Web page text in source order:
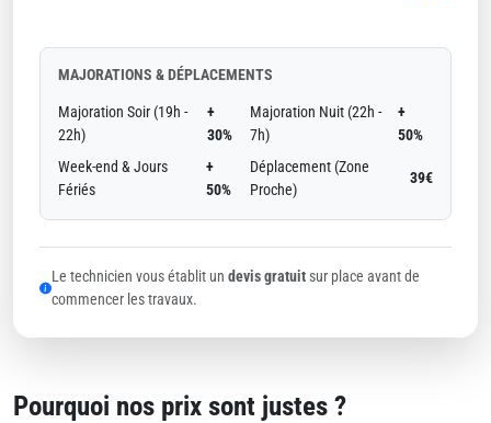
MAJORATIONS & DÉPLACEMENTS
Majoration Soir (19h -
22h)
+
30%
Majoration Nuit (22h -
7h)
+
50%
Week-end & Jours
Fériés
+
50%
Déplacement (Zone
Proche)
39€
Le technicien vous établit un devis gratuitsur place avant de
commencer les travaux.
Pourquoi nos prix sont justes ?